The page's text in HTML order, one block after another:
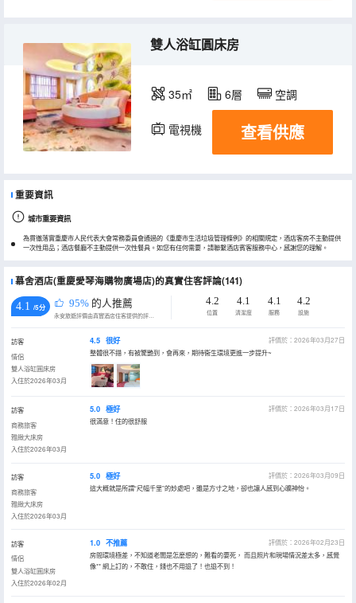
雙人浴缸圓床房
35㎡ 6層 空調
電視機 查看供應
重要資訊
城市重要資訊
為貫徹落實重慶市人民代表大會常務委員會通過的《重慶市生活垃圾管理條例》的相關規定，酒店客房不主動提供
一次性用品；酒店餐廳不主動提供一次性餐具。如您有任何需要，請聯繫酒店賓客服務中心，感謝您的理解。
慕舍酒店(重慶愛琴海購物廣場店)的真實住客評論(141)
4.1 /5分 95% 的人推薦
永安旅遊評價由真實酒店住客提供的評價。
4.2
位置
4.1
清潔度
4.1
服務
4.2
設施
訪客
情侶
雙人浴缸圓床房
入住於2026年03月
4.5 很好
評價於：2026年03月27日
整體很不錯，有被驚艷到，會再來，期待衞生環境更進一步提升~
訪客
商務旅客
雅緻大床房
入住於2026年03月
5.0 極好
評價於：2026年03月17日
很滿意！住的很舒服
訪客
商務旅客
雅緻大床房
入住於2026年03月
5.0 極好
評價於：2026年03月09日
這大概就是所謂“尺幅千里”的妙處吧，雖是方寸之地，卻也讓人感到心曠神怡。
訪客
情侶
雙人浴缸圓床房
入住於2026年02月
1.0 不推薦
評價於：2026年02月23日
房間環境極差，不知道老闆是怎麼想的，難看的要死， 而且照片和現場情況差太多，感覺
像** 網上訂的，不敢住，錢也不用退了！也退不到！